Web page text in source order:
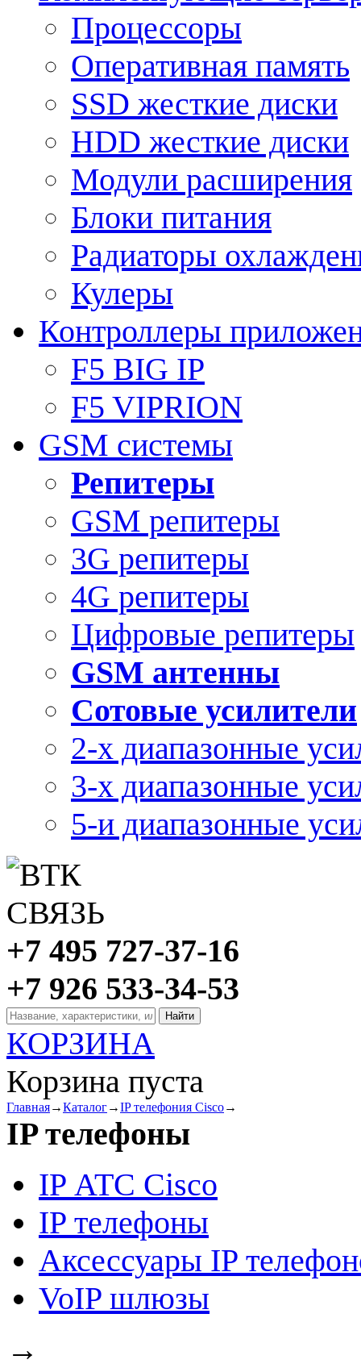
Процессоры
Оперативная память
SSD жесткие диски
HDD жесткие диски
Модули расширения
Блоки питания
Радиаторы
Кулеры
Контроллеры
F5 BIG IP
F5 VIPRION
GSM системы
Репитеры
GSM репитеры
3G репитеры
4G репитеры
Цифровые репитеры
GSM антенны
Сотовые усилители
2-х диапазонные
3-х диапазонные
5-и диапазонные
+7 495 727-37-16
+7 926 533-34-53
КОРЗИНА
Корзина пуста
Главная→Каталог→IP телефония Cisco→
IP телефоны
IP АТС Cisco
IP телефоны
Аксессуары IP
VoIP шлюзы
→